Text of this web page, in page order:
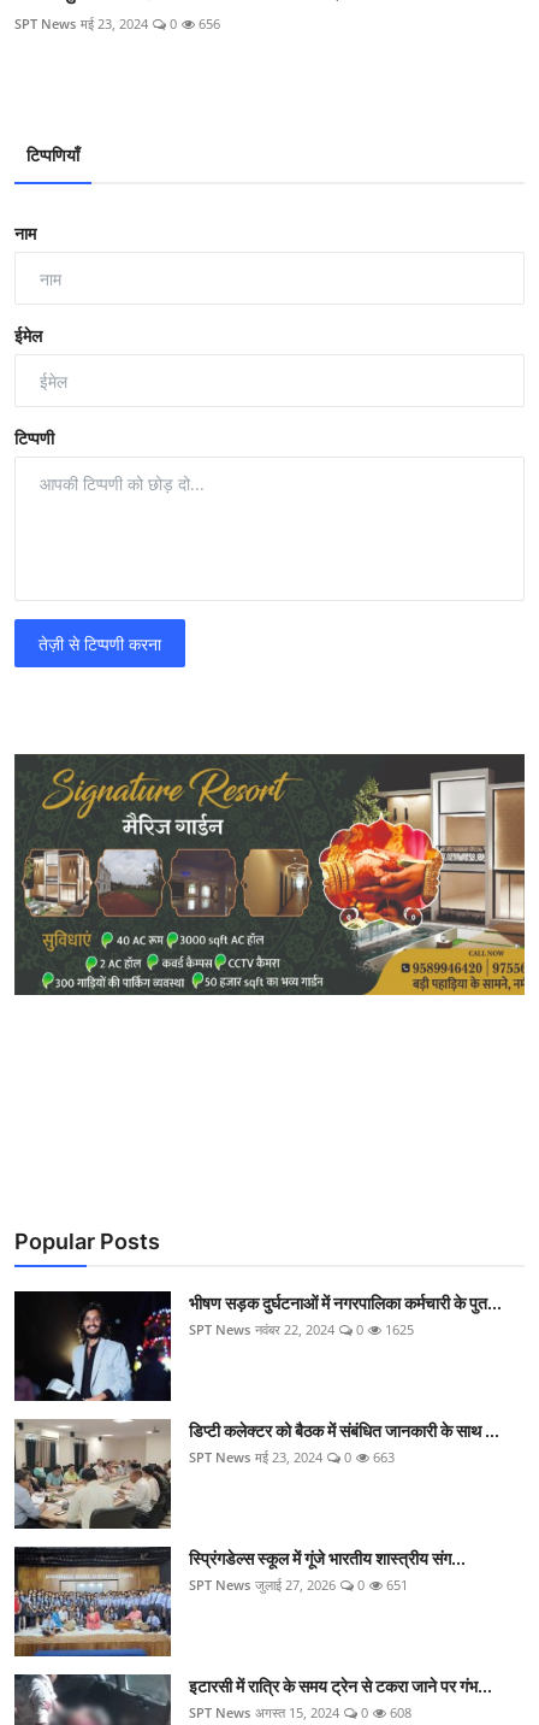
SPT News मई 23, 2024 0 656
टिप्पणियाँ
नाम
ईमेल
टिप्पणी
तेज़ी से टिप्पणी करना
Popular Posts
भीषण सड़क दुर्घटनाओं में नगरपालिका कर्मचारी के पुत...
SPT News नवंबर 22, 2024 0 1625
डिप्टी कलेक्टर को बैठक में संबंधित जानकारी के साथ ...
SPT News मई 23, 2024 0 663
स्प्रिंगडेल्स स्कूल में गूंजे भारतीय शास्त्रीय संग...
SPT News जुलाई 27, 2026 0 651
इटारसी में रात्रि के समय ट्रेन से टकरा जाने पर गंभ...
SPT News अगस्त 15, 2024 0 608